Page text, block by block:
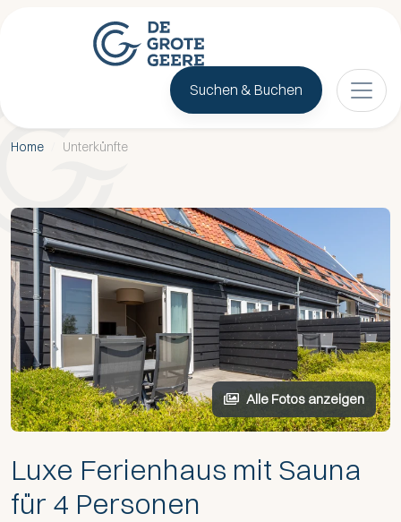
Suchen & Buchen
Home Unterkünfte
Alle Fotos anzeigen
Luxe Ferienhaus mit Sauna
für 4 Personen